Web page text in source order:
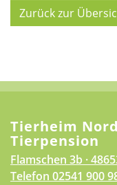
Zurück zur
Tierheim
Tierpension
Flamschen 3b ·
Telefon 02541 900